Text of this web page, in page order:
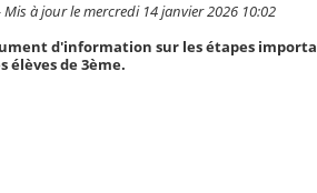
à jour le mercredi 14 janvier 2026 10:02
d'information sur les étapes
élèves de 3ème.